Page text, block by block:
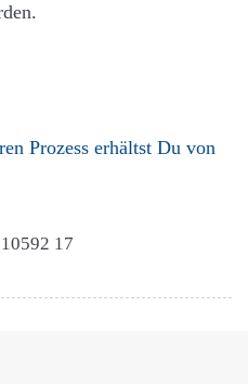
Prozess erhältst Du von
17